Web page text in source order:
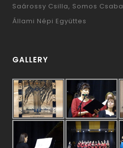
Saárossy Csilla Somos Csaba
Állami Népi Együttes
GALLERY